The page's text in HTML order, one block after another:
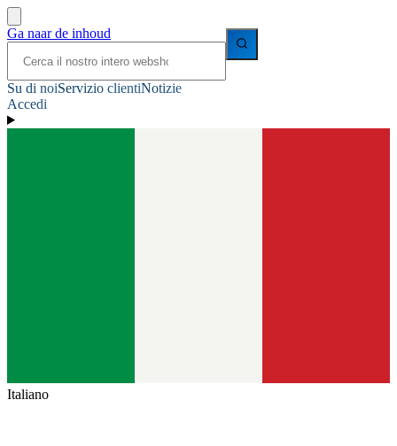
Ga naar de inhoud
Su di noiServizio clientiNotizie
Accedi
Italiano